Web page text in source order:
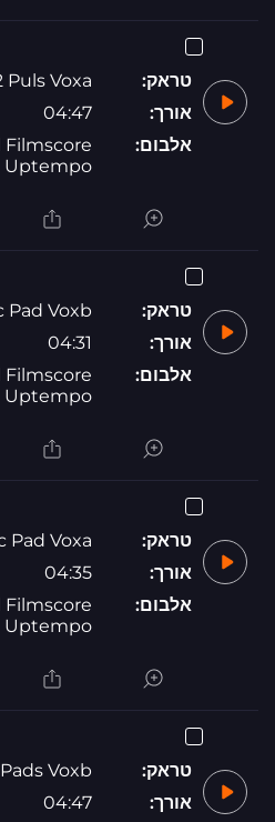
טראק:
Puls Voxa
אורך:
04:47
אלבום:
Filmscore
Uptempo
טראק:
Pad Voxb
אורך:
04:31
אלבום:
Filmscore
Uptempo
טראק:
Pad Voxa
אורך:
04:35
אלבום:
Filmscore
Uptempo
טראק:
Voxb
אורך:
04:47